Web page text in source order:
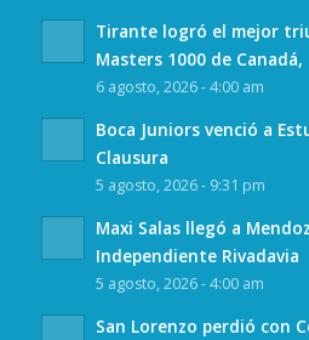
Tirante logró el mejor
Masters 1000 de
6 agosto, 2026 - 4:00 am
Boca Juniors venció a
Clausura
5 agosto, 2026 - 9:31 pm
Maxi Salas llegó a
Independiente Rivadavia
5 agosto, 2026 - 4:00 am
San Lorenzo perdió con